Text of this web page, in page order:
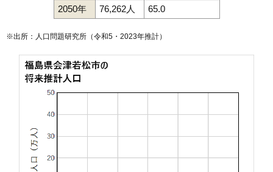
2050年
76,262人 65.0
※出所：人口問題研究所（令和5・2023年推計）